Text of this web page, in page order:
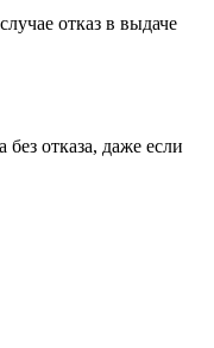
отказ в выдаче
отказа, даже если